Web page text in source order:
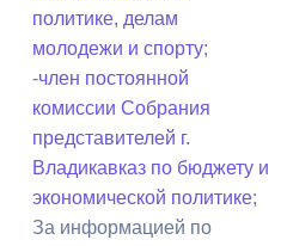
политике, делам
молодежи и спорту;
-член постоянной
комиссии Собрания
представителей г.
Владикавказ по бюджету и
экономической политике;
За информацией по